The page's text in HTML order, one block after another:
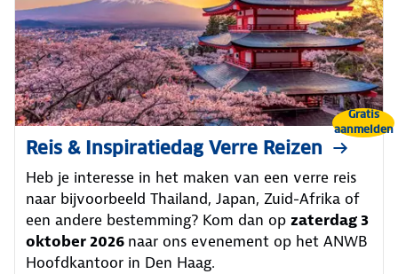
Gratis
aanmelden
Reis & Inspiratiedag Verre Reizen
Heb je interesse in het maken van een verre reis
naar bijvoorbeeld Thailand, Japan, Zuid-Afrika of
een andere bestemming? Kom dan op zaterdag 3
oktober 2026 naar ons evenement op het ANWB
Hoofdkantoor in Den Haag.